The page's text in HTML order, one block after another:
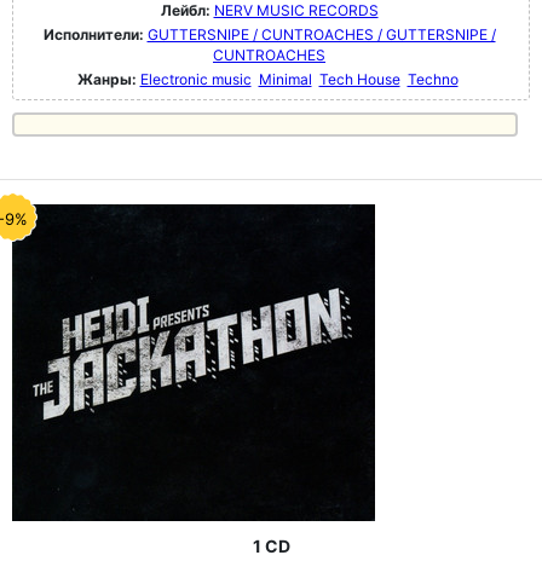
Лейбл: NERV MUSIC RECORDS
Исполнители: GUTTERSNIPE / CUNTROACHES / GUTTERSNIPE /
CUNTROACHES
Жанры: Electronic music Minimal Tech House Techno
9%
1 CD